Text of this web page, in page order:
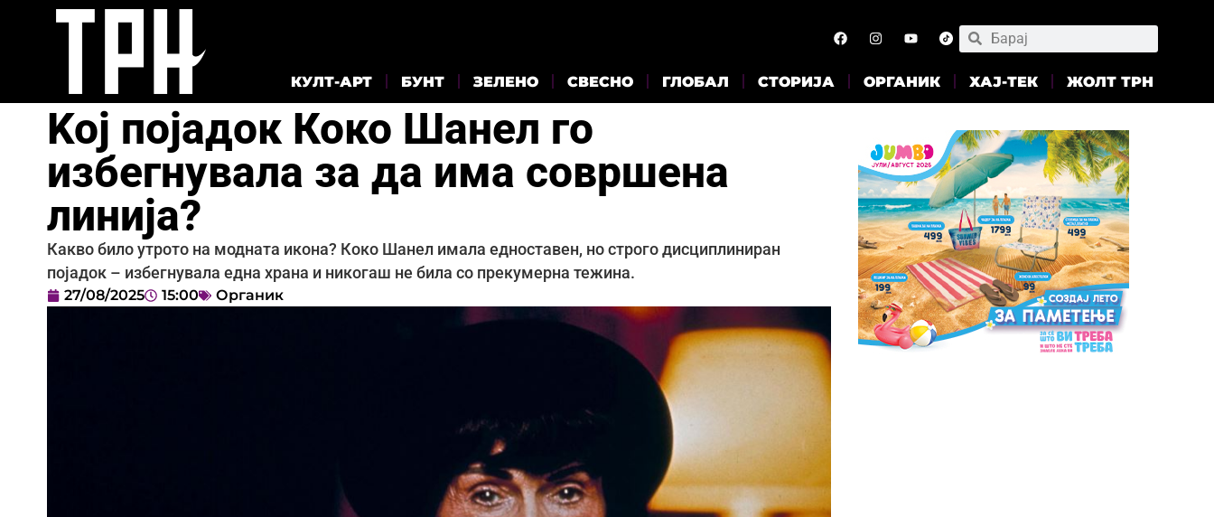
КУЛТ-АРТ БУНТ ЗЕЛЕНО СВЕСНО ГЛОБАЛ СТОРИЈА ОРГАНИК ХАЈ-ТЕК ЖОЛТ ТРН
Koj појадок Коко Шанел го
избегнувала за да има совршена
линија?
Какво било утрото на модната икона? Коко Шанел имала едноставен, но строго дисциплиниран
појадок – избегнувала една храна и никогаш не била со прекумерна тежина.
27/08/2025 15:00 Органик